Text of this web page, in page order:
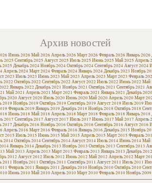
Архив новостей
Июнь 2026 Май 2026 Апрель 2026 Март 2026 Февраль 2026 Январь 2026
2025 Сентябрь 2025 Август 2025 Июль 2025 Июнь 2025 Май 2025 Апрель
2025 Декабрь 2024Ноябрь 2024Октябрь 2024Сентябрь 2024Август 2024
Апрель 2024Март 2024Февраль 2024Январь 2024Декабрь 2023 Ноябрь
2023 Июль 2023 Июнь 2023 Май 2023 Апрель 2023 Март 2023 Февраль
2022 Октябрь 2022 Сентябрь 2022 Август 2022 Июль 2022 Июнь 2022 Май
Январь 2022 Декабрь 2021 Ноябрь 2021 Октябрь 2021 Сентябрь 2021
Май 2021 Апрель 2021 Март 2021 Февраль 2021 Январь 2021 Декабрь 2020
2020Август 2020Июль 2020Июнь 2020Май 2020Апрель 2020Март
2019 Ноябрь 2019 Октябрь 2019 Сентябрь 2019 Август 2019 Июль 2019
Февраль 2019 Январь 2019 Декабрь 2018 Ноябрь 2018 Октябрь 2018
Июнь 2018 Май 2018 Апрель 2018 Март 2018 Февраль 2018 Январь 2018
2017 Сентябрь 2017 Август 2017 Июль 2017 Июнь 2017 Май 2017 Апрель
2017 Декабрь 2016 Ноябрь 2016 Октябрь 2016 Сентябрь 2016 Август 2016
Апрель 2016 Март 2016 Февраль 2016 Январь 2016 Декабрь 2015 Ноябрь
2015 Июль 2015 Июнь 2015 Май 2015 Апрель 2015 Март 2015 Февраль
2014Октябрь 2014Сентябрь 2014Август 2014Июль 2014Июнь 2014Май
Январь 2014Декабрь 2013 Ноябрь 2013 Октябрь 2013 Сентябрь 2013
Май 2013 Апрель 2013 Март 2013 Февраль 2013 Январь 2013 Декабрь 2012
2012 Август 2012 Июль 2012 Июнь 2012 Май 2012 Апрель 2012 Март
2011 Ноябрь 2011 Октябрь 2011 Сентябрь 2011 Август 2011 Июль 2011
Февраль 2011 Январь 2011 Декабрь 2010Ноябрь 2010Октябрь 2010
Июнь 2010Май 2010Апрель 2010Март 2010Февраль 2010Ноябрь 2009